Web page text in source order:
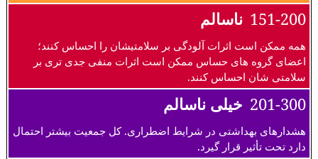
151-200 ناسالم
همه ممکن است اثرات آلودگی بر سلامتیشان را احساس کنند؛
اعضای گروه های حساس ممکن است اثرات منفی جدی تری بر
سلامتی شان احساس کنند.
201-300 خیلی ناسالم
هشدارهای بهداشتی در شرایط اضطراری. کل جمعیت بیشتر احتمال
دارد تحت تأثیر قرار گیرد.